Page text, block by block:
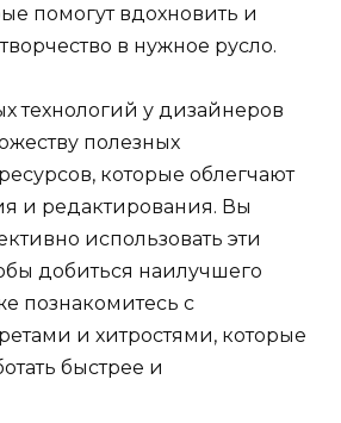
помогут вдохновить и
в нужное русло.
технологий у дизайнеров
полезных
которые облегчают
и редактирования. Вы
использовать эти
добиться наилучшего
познакомитесь с
и хитростями, которые
быстрее и